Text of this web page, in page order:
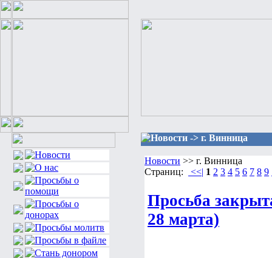
Новости -> г. Винница
Новости >> г. Винница
Страниц:
<<| 1 2 3 4 5 6 7 8 9
Просьба
28 марта)